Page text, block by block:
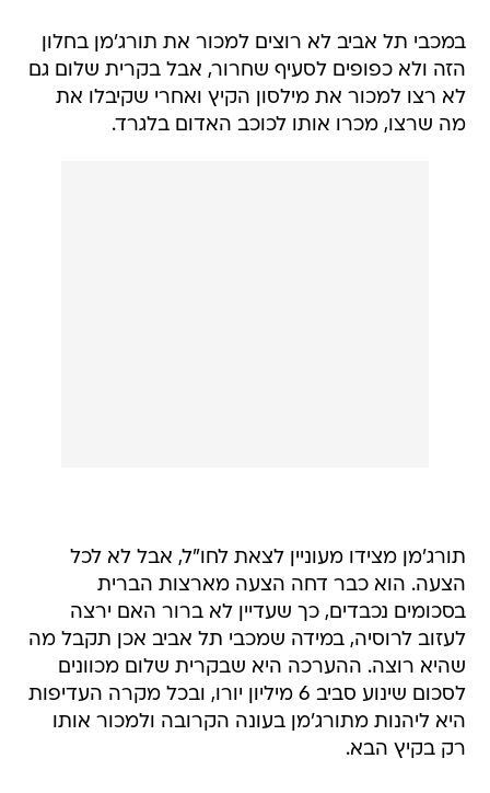
במכבי תל אביב לא רוצים למכור את תורג'מן בחלון
הזה ולא כפופים לסעיף שחרור, אבל בקרית שלום גם
לא רצו למכור את מילסון הקיץ ואחרי שקיבלו את
מה שרצו, מכרו אותו לכוכב האדום בלגרד.
תורג'מן מצידו מעוניין לצאת לחו"ל, אבל לא לכל
הצעה. הוא כבר דחה הצעה מארצות הברית
בסכומים נכבדים, כך שעדיין לא ברור האם ירצה
לעזוב לרוסיה, במידה שמכבי תל אביב אכן תקבל מה
שהיא רוצה. ההערכה היא שבקרית שלום מכוונים
לסכום שינוע סביב 6 מיליון יורו, ובכל מקרה העדיפות
היא ליהנות מתורג'מן בעונה הקרובה ולמכור אותו
רק בקיץ הבא.